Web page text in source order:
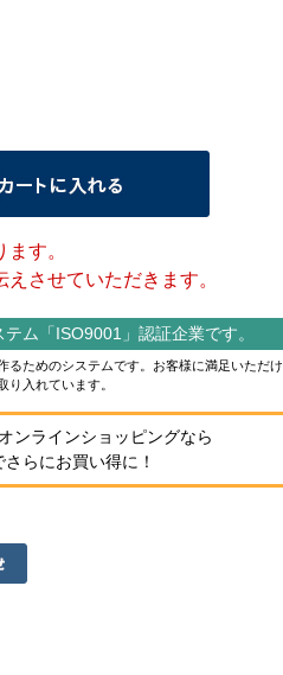
す。
させていただきます。
ム「ISO9001」認証企業です。
るためのシステムです。お客様に満足いただけ
り入れています。
ンラインショッピングなら
さらにお買い得に！